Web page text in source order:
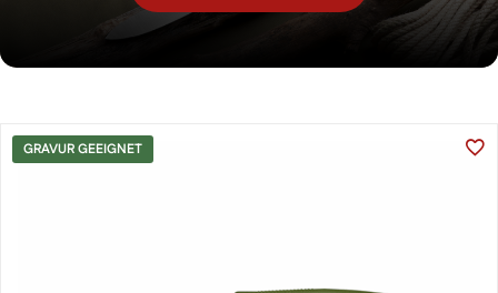
GRAVUR GEEIGNET